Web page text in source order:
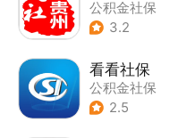
公积金社保
3.2
看看社保
公积金社保
2.5